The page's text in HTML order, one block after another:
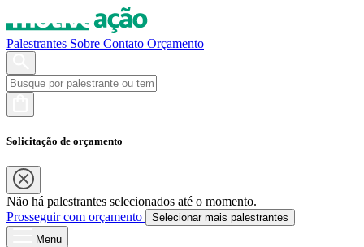
Palestrantes Sobre Contato Orçamento
Solicitação de orçamento
Não há palestrantes selecionados até o momento.
Prosseguir com orçamento
Selecionar mais palestrantes
Menu